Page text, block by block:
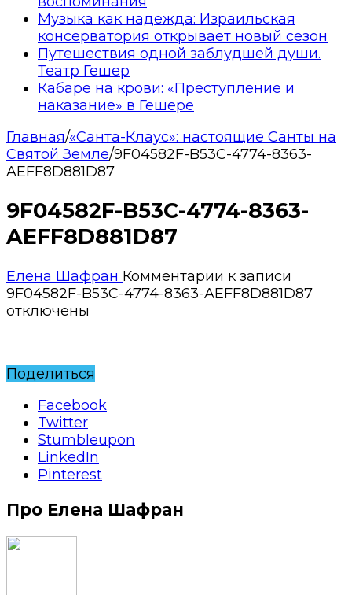
Музыка как надежда: Израильская
консерватория открывает новый сезон
Путешествия одной заблудшей души.
Театр Гешер
Кабаре на крови: «Преступление и
наказание» в Гешере
Главная/«Санта-Клаус»: настоящие Санты на
Святой Земле/9F04582F-B53C-4774-8363-
AEFF8D881D87
9F04582F-B53C-4774-8363-
AEFF8D881D87
Елена Шафран Комментарии к записи
9F04582F-B53C-4774-8363-AEFF8D881D87
отключены
Поделиться
Facebook
Twitter
Stumbleupon
LinkedIn
Pinterest
Про Елена Шафран